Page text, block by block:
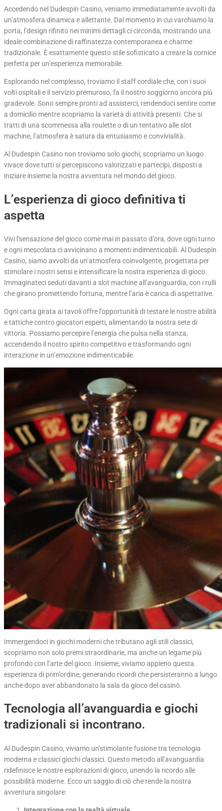
Accedendo nel Dudespin Casino, veniamo immediatamente avvolti da
un’atmosfera dinamica e allettante. Dal momento in cui varchiamo la
porta, l’design rifinito nei minimi dettagli ci circonda, mostrando una
ideale combinazione di raffinatezza contemporanea e charme
tradizionale. È esattamente questo stile sofisticato a creare la cornice
perfetta per un’esperienza memorabile.
Esplorando nel complesso, troviamo il staff cordiale che, con i suoi
volti ospitali e il servizio premuroso, fa il nostro soggiorno ancora più
gradevole. Sono sempre pronti ad assisterci, rendendoci sentire come
a domicilio mentre scopriamo la varietà di attività presenti. Che si
tratti di una scommessa alla roulette o di un tentativo alle slot
machine, l’atmosfera è satura da entusiasmo e convivialità.
Al Dudespin Casino non troviamo solo giochi; scopriamo un luogo
vivace dove tutti si percepiscono valorizzati e partecipi, disposti a
iniziare insieme la nostra avventura nel mondo del gioco.
L’esperienza di gioco definitiva ti
aspetta
Vivi l’sensazione del gioco come mai in passato d’ora, dove ogni turno
e ogni mescolata ci avvicinano a momenti indimenticabili. Al Dudespin
Casino, siamo avvolti da un’atmosfera coinvolgente, progettata per
stimolare i nostri sensi e intensificare la nostra esperienza di gioco.
Immaginateci seduti davanti a slot machine all’avanguardia, con i rulli
che girano promettendo fortuna, mentre l’aria è carica di aspettative.
Ogni carta girata ai tavoli offre l’opportunità di testare le nostre abilità
e tattiche contro giocatori esperti, alimentando la nostra sete di
vittoria. Possiamo percepire l’energia che pulsa nella stanza,
accendendo il nostro spirito competitivo e trasformando ogni
interazione in un’emozione indimenticabile.
Immergendoci in giochi moderni che tributano agli stili classici,
scopriamo non solo premi straordinarie, ma anche un legame più
profondo con l’arte del gioco. Insieme, viviamo appieno questa
esperienza di prim’ordine, generando ricordi che persisteranno a lungo
anche dopo aver abbandonato la sala da gioco del casinò.
Tecnologia all’avanguardia e giochi
tradizionali si incontrano.
Al Dudespin Casino, viviamo un’stimolante fusione tra tecnologia
moderna e classici giochi classici. Questo metodo all’avanguardia
ridefinisce le nostre esplorazioni di gioco, unendo la ricordo alle
possibilità moderne. Ecco un saggio di ciò che rende la nostra
avventura singolare: